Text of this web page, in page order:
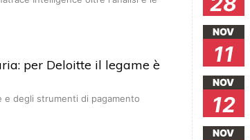
per Deloitte il legame è
e degli strumenti di pagamento
NOV
11
NOV
12
NOV